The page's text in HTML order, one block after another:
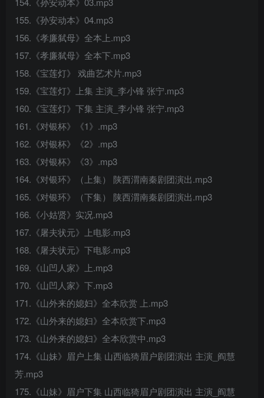
155.《孙安动本》04.mp3
156.《孝廉弑母》全本上.mp3
157.《孝廉弑母》全本下.mp3
158.《宝莲灯》 戏曲艺术片.mp3
159.《宝莲灯》上集 主演_李小锋 张宁.mp3
160.《宝莲灯》下集 主演_李小锋 张宁.mp3
161.《对银杯》《1》.mp3
162.《对银杯》《2》.mp3
163.《对银杯》《3》.mp3
164.《对银环》（上集） 陕西渭南秦剧团演出.mp3
165.《对银环》（下集） 陕西渭南秦剧团演出.mp3
166.《小姑贤》实况.mp3
167.《屠夫状元》上电影.mp3
168.《屠夫状元》下电影.mp3
169.《山凹人家》上.mp3
170.《山凹人家》下.mp3
171.《山外来的媳妇》全本欣赏 上.mp3
172.《山外来的媳妇》全本欣赏下.mp3
173.《山外来的媳妇》全本欣赏中.mp3
174.《山妹》眉户上集 山西临猗眉户剧团演出 主演_阎慧
芳.mp3
175.《山妹》眉户下集 山西临猗眉户剧团演出 主演_阎慧